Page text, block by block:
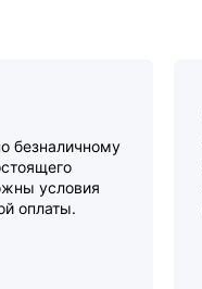
безналичному
условия
оплаты.